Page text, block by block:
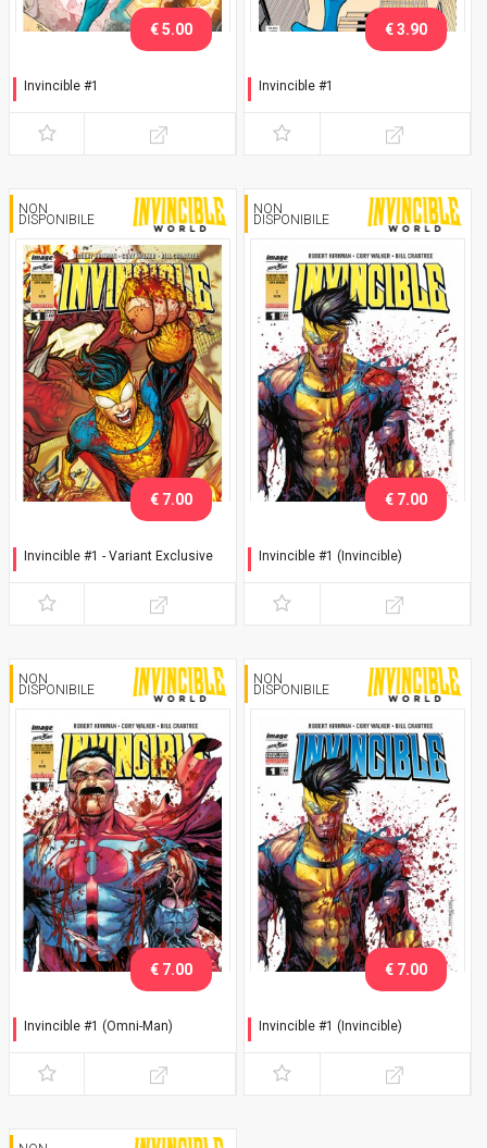
Invincible #1
€ 5.00
Invincible #1
€ 3.90
NON
DISPONIBILE
Invincible #1 - Variant Exclusive
€ 7.00
NON
DISPONIBILE
Invincible #1 (Invincible)
€ 7.00
NON
DISPONIBILE
Invincible #1 (Omni-Man)
€ 7.00
NON
DISPONIBILE
Invincible #1 (Invincible)
2025
€ 7.00